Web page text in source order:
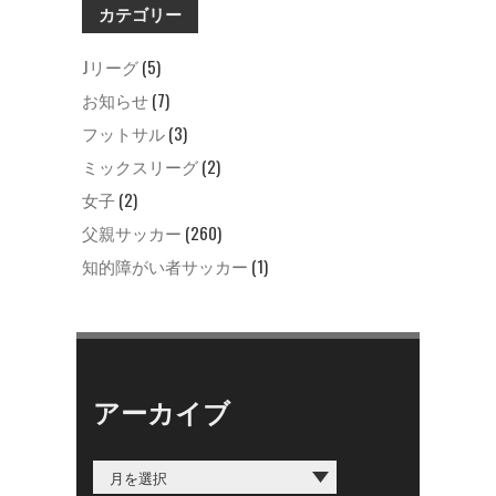
カテゴリー
Jリーグ(5)
お知らせ(7)
フットサル(3)
ミックスリーグ(2)
女子(2)
父親サッカー (260)
知的障がい者サッカー (1)
アーカイブ